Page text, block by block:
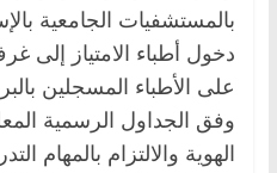
بالمستشفيات الجامعية
دخول أطباء الامتياز إلى
على الأطباء المسجلين
وفق الجداول الرسمية
الهوية والالتزام بالمهام